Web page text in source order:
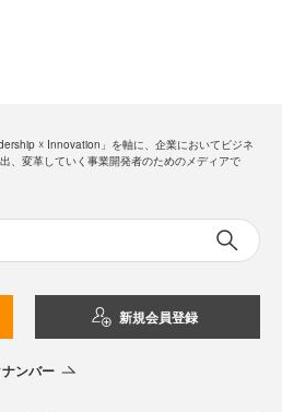
☓ Innovation」を軸に、企業においてビジネ
、変革していく事業開発者のためのメディアで
新規会員登録
ンバー